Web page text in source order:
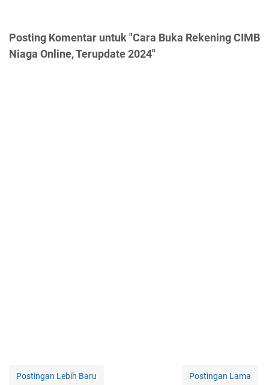
Posting Komentar untuk "Cara Buka Rekening CIMB
Niaga Online, Terupdate 2024"
Postingan Lebih Baru Postingan Lama